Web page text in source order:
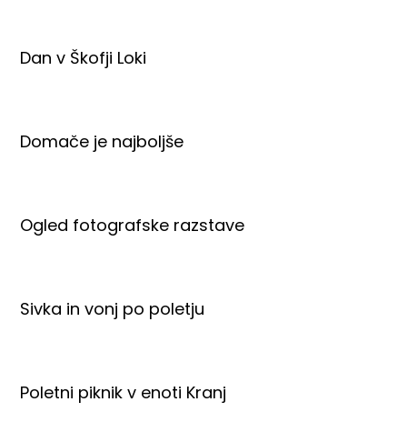
Dan v Škofji Loki
Domače je najboljše
Ogled fotografske razstave
Sivka in vonj po poletju
Poletni piknik v enoti Kranj